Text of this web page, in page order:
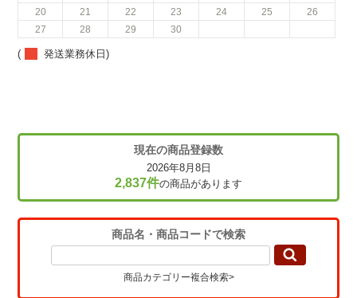
20
21 22 23 24 25
26
27
28 29 30
( 発送業務休日)
現在の商品登録数
2026年8月8日
2,837件の商品があります
商品名・商品コードで検索
商品カテゴリー複合検索>